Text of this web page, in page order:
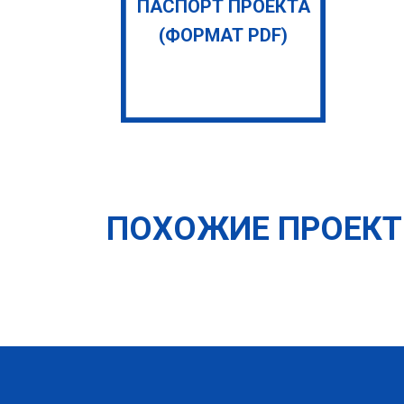
ПАСПОРТ ПРОЕКТА
(ФОРМАТ PDF)
ПОХОЖИЕ